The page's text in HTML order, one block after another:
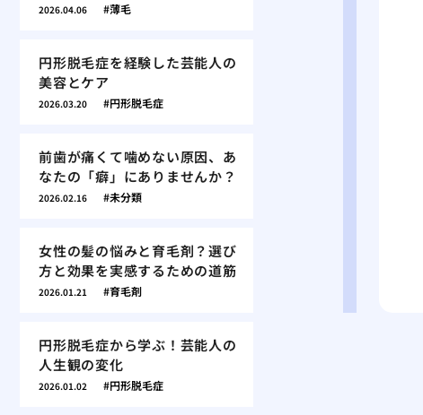
2026.04.06 薄毛
円形脱毛症を経験した芸能人の
美容とケア
2026.03.20 円形脱毛症
前歯が痛くて噛めない原因、あ
なたの「癖」にありませんか？
2026.02.16 未分類
女性の髪の悩みと育毛剤？選び
方と効果を実感するための道筋
2026.01.21 育毛剤
円形脱毛症から学ぶ！芸能人の
人生観の変化
2026.01.02 円形脱毛症